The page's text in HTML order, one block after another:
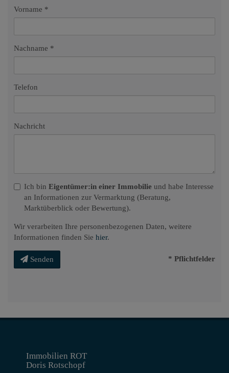
Vorname
Nachname
Telefon
Nachricht
Ich bin Eigentümer:in einer Immobilie und habe Interesse
an Informationen zur Vermarktung (Beratung,
Marktüberblick oder Bewertung).
Wir verarbeiten Ihre personenbezogenen Daten, weitere
Informationen finden Sie hier.
Senden * Pflichtfelder
Immobilien ROT
Doris Rotschopf